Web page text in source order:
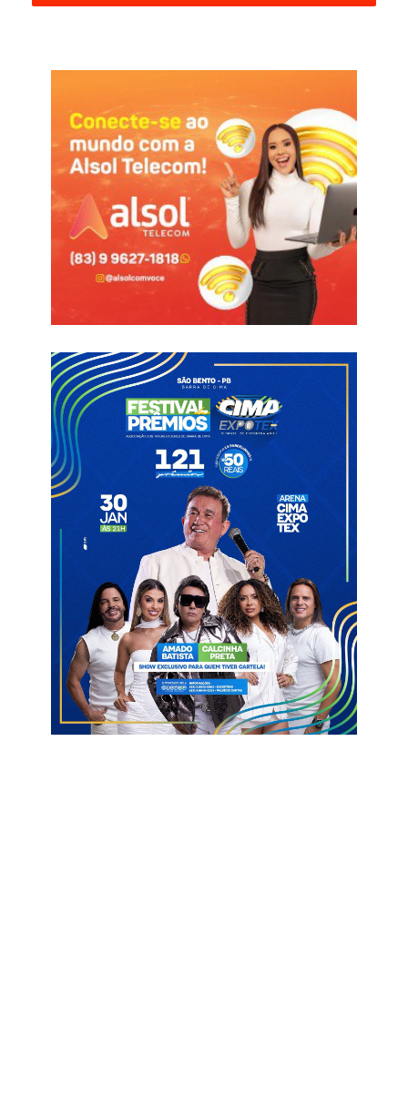
Silvano foi o nome do jogo e do Treze. Ele marcou os três gols
do seu time na virada sobre o Alvirrubro patoense e se tornou
artilheiro do torneio, com cinco tentos. Mano Walter, de pênalti,
marcou para o Esporte.
Com esse resultado, o Galo da Borborema volta ao G-4, agora
na vice-liderança, com 12 pontos ganhos e mais dois jogos a
cumprir. Por sua vez, o Esporte-P segue na 8ª colocação, com
8, e apenas um jogo pela frente nesta fase classificatória.
O Treze volta a campo na próxima quarta-feira, quando faz
Clássico Tradição contra o Botafogo-PB, no Almeidão, pela 7ª
contra o Campinense, dia 22, em Patos, pela 9ª e última rodada
da fase classificatória.
O Treze começou a partida pressionando o Esporte-P. Na
primeira oportunidade, levou perigo ao gol de Yuri. Pedro Igor
recebeu na direita e bateu cruzado, mas Caio Capixaba desviou
de cabeça dentro da pequena área.
Passado o susto, o Patinho do Sertão surpreendeu o Galo da
Borborema, aos 29 minutos. Após cobrança de escanteio,
Junyel disputou bola com Pedro Igor e a bola tocou na mão do
atacante alvinegro dentro da área. pênalti.
Mano Walter foi para cobrança e não deu chances para o
goleiro Rodolfo. Apesar do tento sofrido, o Treze partiu em